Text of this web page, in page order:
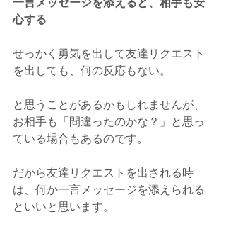
心する
せっかく勇気を出して友達リクエスト
を出しても、何の反応もない。
と思うことがあるかもしれませんが、
お相手も「間違ったのかな？」と思っ
ている場合もあるのです。
だから友達リクエストを出される時
は、何か一言メッセージを添えられる
といいと思います。